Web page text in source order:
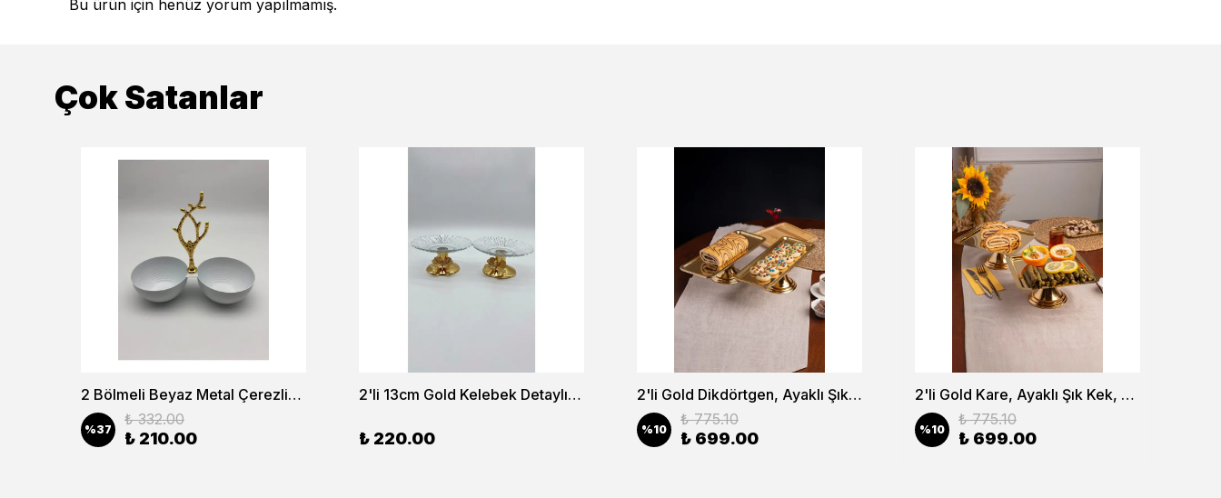
Bu ürün için henüz yorum yapılmamış.
Çok Satanlar
2 Bölmeli Beyaz Metal Çerezlik, Altın Dallı Çerez Tabağı
%37
₺ 332.00
₺ 210.00
2'li 13cm Gold Kelebek Detaylı Metal Ayaklı Cam Lokumluk , Sunumluk , Şekerlik, Çerezlik
₺ 220.00
2'li Gold Dikdörtgen, Ayaklı Şık Kek, Pasta, Kurabiye ve Tatlı Servis Sunum Standı
%10
₺ 775.10
₺ 699.00
2'li Gold Kare, Ayaklı Şık Kek, Pasta, Kurabiye ve Tatlı Servis Sunum Standı
%10
₺ 775.10
₺ 699.00